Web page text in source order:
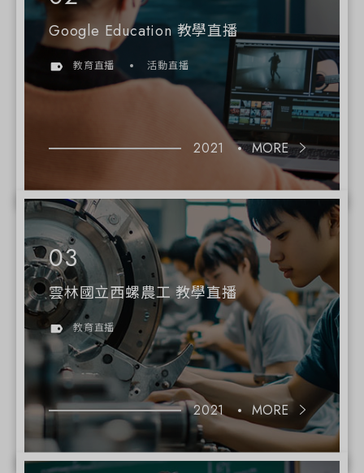
Google Education 教學直播
教育直播 活動直播
2021 MORE
雲林國立西螺農工 教學直播
教育直播
2021 MORE